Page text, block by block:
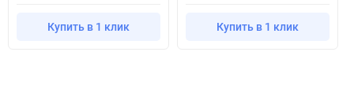
Купить в 1 клик Купить в 1 клик